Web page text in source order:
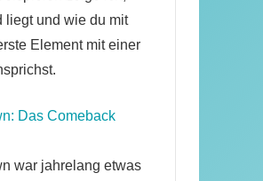
liegt und wie du mit
Element mit einer
Das Comeback
war jahrelang etwas